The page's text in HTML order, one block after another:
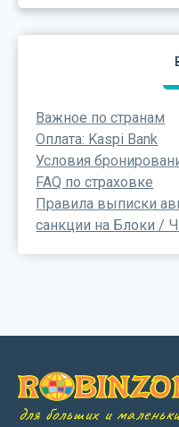
Важное по странам
Оплата: Kaspi Bank
Условия
FAQ по страховке
Правила выписки
санкции на Блоки /
для больших и